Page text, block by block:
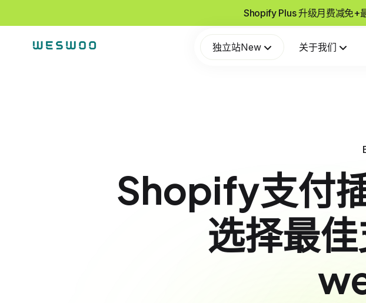
Shopify Plus 升级月费减免+
独立站New 关于我们
Shopify支付
选择最